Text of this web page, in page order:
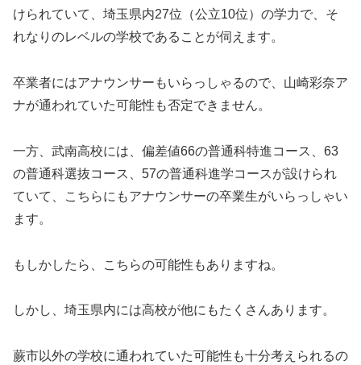
けられていて、埼玉県内27位（公立10位）の学力で、そ
れなりのレベルの学校であることが伺えます。
卒業者にはアナウンサーもいらっしゃるので、山崎彩奈ア
ナが通われていた可能性も否定できません。
一方、武南高校には、偏差値66の普通科特進コース、63
の普通科選抜コース、57の普通科進学コースが設けられ
ていて、こちらにもアナウンサーの卒業生がいらっしゃい
ます。
もしかしたら、こちらの可能性もありますね。
しかし、埼玉県内には高校が他にもたくさんあります。
蕨市以外の学校に通われていた可能性も十分考えられるの